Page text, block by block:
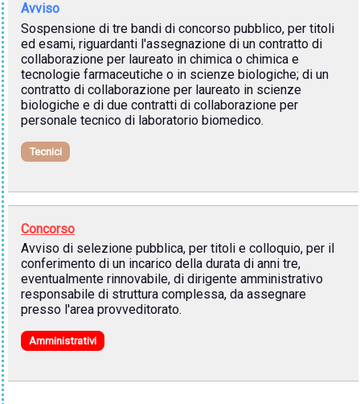
Avviso
Sospensione di tre bandi di concorso pubblico, per titoli
ed esami, riguardanti l'assegnazione di un contratto di
collaborazione per laureato in chimica o chimica e
tecnologie farmaceutiche o in scienze biologiche; di un
contratto di collaborazione per laureato in scienze
biologiche e di due contratti di collaborazione per
personale tecnico di laboratorio biomedico.
Tecnici
Concorso
Avviso di selezione pubblica, per titoli e colloquio, per il
conferimento di un incarico della durata di anni tre,
eventualmente rinnovabile, di dirigente amministrativo
responsabile di struttura complessa, da assegnare
presso l'area provveditorato.
Amministrativi